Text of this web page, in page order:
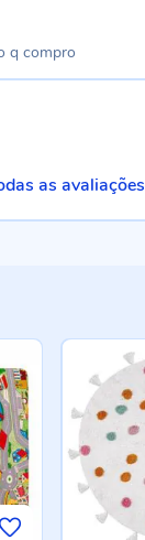
q compro
as avaliações